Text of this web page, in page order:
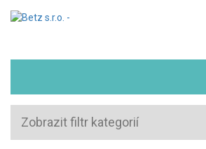
Zobrazit filtr kategorií